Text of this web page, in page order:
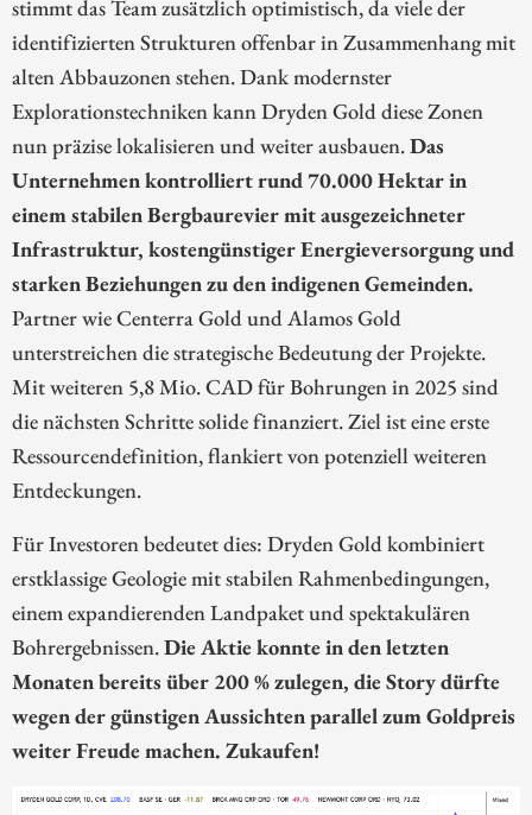
stimmt das Team zusätzlich optimistisch, da viele der
identifizierten Strukturen offenbar in Zusammenhang mit
alten Abbauzonen stehen. Dank modernster
Explorationstechniken kann Dryden Gold diese Zonen
nun präzise lokalisieren und weiter ausbauen.Das
Unternehmen kontrolliert rund 70.000 Hektar in
einem stabilen Bergbaurevier mit ausgezeichneter
Infrastruktur, kostengünstiger Energieversorgung und
starken Beziehungen zu den indigenen Gemeinden.
Partner wie Centerra Gold und Alamos Gold
unterstreichen die strategische Bedeutung der Projekte.
Mit weiteren 5,8 Mio. CAD für Bohrungen in 2025 sind
die nächsten Schritte solide finanziert. Ziel ist eine erste
Ressourcendefinition, flankiert von potenziell weiteren
Entdeckungen.
Für Investoren bedeutet dies: Dryden Gold kombiniert
erstklassige Geologie mit stabilen Rahmenbedingungen,
einem expandierenden Landpaket und spektakulären
Bohrergebnissen.Die Aktie konnte in den letzten
Monaten bereits über 200 % zulegen, die Story dürfte
wegen der günstigen Aussichten parallel zum Goldpreis
weiter Freude machen. Zukaufen!